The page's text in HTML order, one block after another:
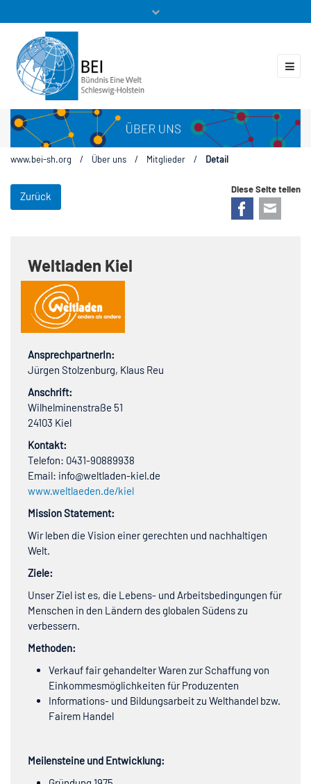
Mitglieder
www.bei-sh.org / Über uns / Mitglieder / Detail
Zurück
Diese Seite teilen
Facebook
Weltladen Kiel
AnsprechpartnerIn:
Jürgen Stolzenburg, Klaus Reu
Anschrift:
Wilhelminenstraße 51
24103 Kiel
Kontakt:
Telefon: 0431-90889938
Email: info@weltladen-kiel.de
www.weltlaeden.de/kiel
Mission Statement:
Wir leben die Vision einer gerechten und nachhaltigen
Welt.
Ziele:
Unser Ziel ist es, die Lebens- und Arbeitsbedingungen für
Menschen in den Ländern des globalen Südens zu
verbessern.
Methoden:
Verkauf fair gehandelter Waren zur Schaffung von
Einkommesmöglichkeiten für Produzenten
Informations- und Bildungsarbeit zu Welthandel bzw.
Fairem Handel
Meilensteine und Entwicklung: